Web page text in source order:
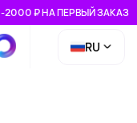
-2000 ₽ НА ПЕРВЫЙ ЗАКАЗ
RU